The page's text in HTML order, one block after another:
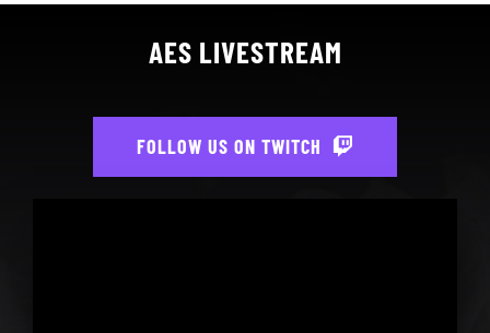
AES LIVESTREAM
FOLLOW US ON TWITCH